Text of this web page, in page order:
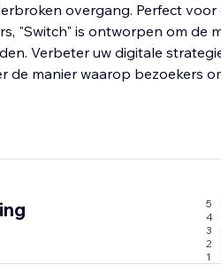
overgang. Perfect voor
"Switch" is ontworpen om de
Verbeter uw digitale
de manier waarop bezoekers
5
4
3
2
1